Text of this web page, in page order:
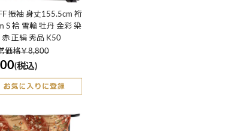
振袖 身丈155.5cm 裄
S 袷 雪輪 牡丹 金彩 染
赤 正絹 秀品 K50
価格￥8,800
(税込)